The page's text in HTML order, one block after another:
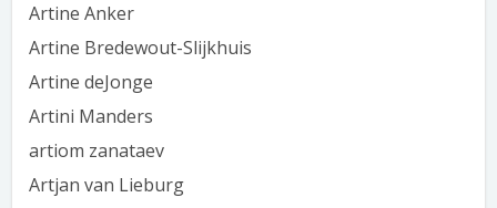
Artine Anker
Artine Bredewout-Slijkhuis
Artine deJonge
Artini Manders
artiom zanataev
Artjan van Lieburg